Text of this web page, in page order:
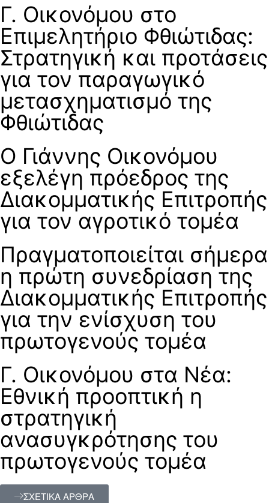
Γ. Οικονόμου στο
Επιμελητήριο Φθιώτιδας:
Στρατηγική και προτάσεις
για τον παραγωγικό
μετασχηματισμό της
Φθιώτιδας
Ο Γιάννης Οικονόμου
εξελέγη πρόεδρος της
Διακομματικής Επιτροπής
για τον αγροτικό τομέα
Πραγματοποιείται σήμερα
η πρώτη συνεδρίαση της
Διακομματικής Επιτροπής
για την ενίσχυση του
πρωτογενούς τομέα
Γ. Οικονόμου στα Νέα:
Εθνική προοπτική η
στρατηγική
ανασυγκρότησης του
πρωτογενούς τομέα
ΣΧΕΤΙΚΑ ΑΡΘΡΑ